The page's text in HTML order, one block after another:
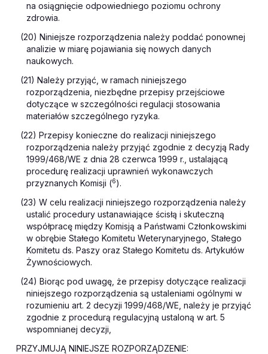
na osiągnięcie odpowiedniego poziomu ochrony
zdrowia.
(20) Niniejsze rozporządzenia należy poddać ponownej
analizie w miarę pojawiania się nowych danych
naukowych.
(21) Należy przyjąć, w ramach niniejszego
rozporządzenia, niezbędne przepisy przejściowe
dotyczące w szczególności regulacji stosowania
materiałów szczególnego ryzyka.
(22) Przepisy konieczne do realizacji niniejszego
rozporządzenia należy przyjąć zgodnie z decyzją Rady
1999/468/WE z dnia 28 czerwca 1999 r., ustalającą
procedurę realizacji uprawnień wykonawczych
przyznanych Komisji (6).
(23) W celu realizacji niniejszego rozporządzenia należy
ustalić procedury ustanawiające ścisłą i skuteczną
współpracę między Komisją a Państwami Członkowskimi
w obrębie Stałego Komitetu Weterynaryjnego, Stałego
Komitetu ds. Paszy oraz Stałego Komitetu ds. Artykułów
Żywnościowych.
(24) Biorąc pod uwagę, że przepisy dotyczące realizacji
niniejszego rozporządzenia są ustaleniami ogólnymi w
rozumieniu art. 2 decyzji 1999/468/WE, należy je przyjąć
zgodnie z procedurą regulacyjną ustaloną w art. 5
wspomnianej decyzji,
PRZYJMUJĄ NINIEJSZE ROZPORZĄDZENIE: